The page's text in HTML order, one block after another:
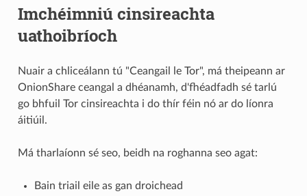
Imchéimniú cinsireachta
uathoibríoch
Nuair a chliceálann tú "Ceangail le Tor", má theipeann ar
OnionShare ceangal a dhéanamh, d'fhéadfadh sé tarlú
go bhfuil Tor cinsireachta i do thír féin nó ar do líonra
áitiúil.
Má tharlaíonn sé seo, beidh na roghanna seo agat:
Bain triail eile as gan droichead